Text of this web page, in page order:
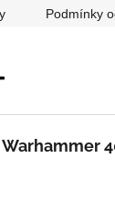
Podmínky
Warhammer